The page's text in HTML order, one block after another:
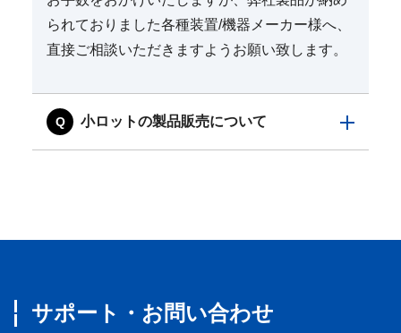
られておりました各種装置/機器メーカー様へ、
直接ご相談いただきますようお願い致します。
小ロットの製品販売について
サポート・お問い合わせ